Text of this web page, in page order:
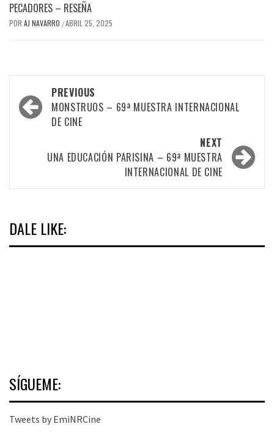
PECADORES – RESEÑA
POR AJ NAVARRO /ABRIL 25, 2025
Post
navigation
PREVIOUS
MONSTRUOS – 69ª MUESTRA INTERNACIONAL
DE CINE
NEXT
UNA EDUCACIÓN PARISINA – 69ª MUESTRA
INTERNACIONAL DE CINE
DALE LIKE:
SÍGUEME:
Tweets by EmiNRCine